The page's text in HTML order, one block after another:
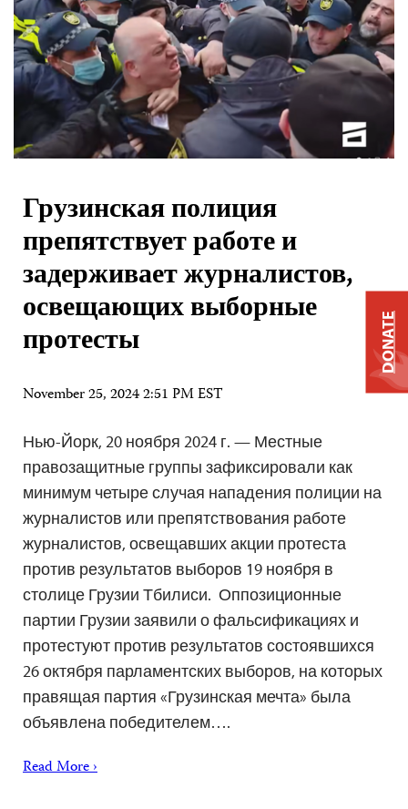
Грузинская полиция
препятствует работе и
задерживает журналистов,
освещающих выборные
протесты
November 25, 2024 2:51 PM EST
Нью-Йорк, 20 ноября 2024 г. — Местные
правозащитные группы зафиксировали как
минимум четыре случая нападения полиции на
журналистов или препятствования работе
журналистов, освещавших акции протеста
против результатов выборов 19 ноября в
столице Грузии Тбилиси. Оппозиционные
партии Грузии заявили о фальсификациях и
протестуют против результатов состоявшихся
26 октября парламентских выборов, на которых
правящая партия «Грузинская мечта» была
объявлена ​​победителем….
Read More ›
DONATE